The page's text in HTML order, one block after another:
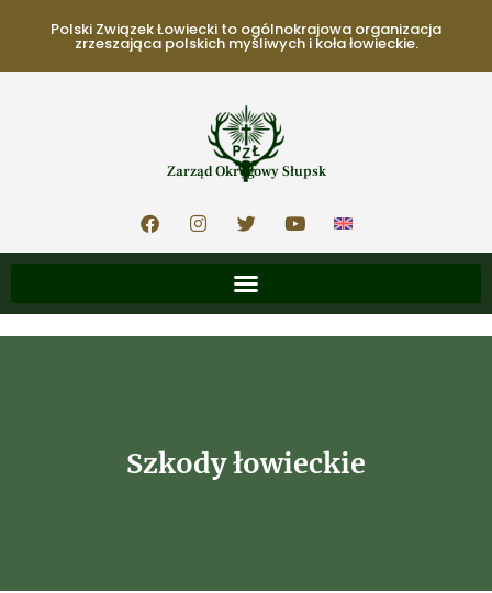
Polski Związek Łowiecki to ogólnokrajowa organizacja
zrzeszająca polskich myśliwych i koła łowieckie.
Zarząd Okręgowy Słupsk
Szkody łowieckie